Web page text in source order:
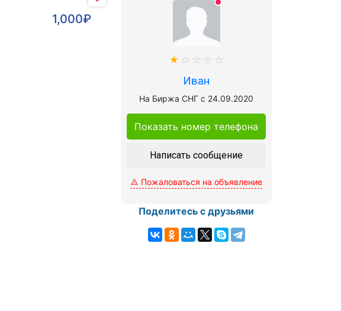
1,000₽
Иван
На Биржа СНГ с 24.09.2020
Показать номер телефона
Написать сообщение
Пожаловаться на объявление
Поделитесь с друзьями